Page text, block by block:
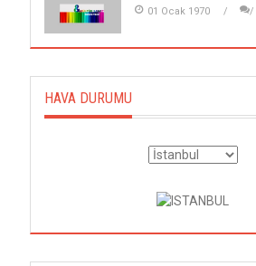
01 Ocak 1970
HAVA DURUMU